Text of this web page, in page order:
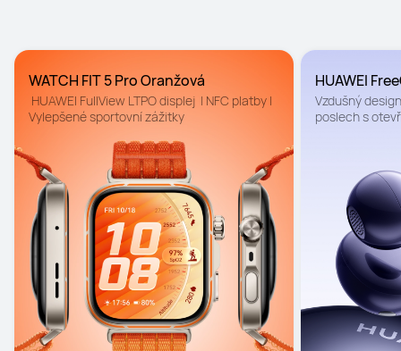
WATCH FIT 5 Pro Oranžová
HUAWEI FullView LTPO displej  | NFC platby |
Vylepšené sportovní zážitky
HUAWEI
Vzdušný
poslech s